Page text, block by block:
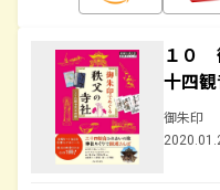
１０
十四
御朱印